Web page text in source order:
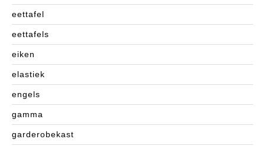
eettafel
eettafels
eiken
elastiek
engels
gamma
garderobekast